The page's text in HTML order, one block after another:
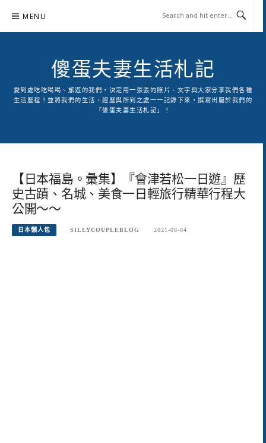
content
MENU
傻蛋夫妻生活札記
愛到處吃吃喝喝、旅遊的我們，決定用一張張的照片、文字與大家分享我們各種
生活歷程！並將我們的生活、經歷與所到之處一一記錄下來，撰寫出屬於我們的
「傻蛋夫妻生活札記」！
【日本福島。彙集】『會津若松一日遊』歷
史古蹟、名城、美食一日輕旅行精華行程大
公開～～
日本懶人包 SILLYCOUPLEBLOG 2021-08-04